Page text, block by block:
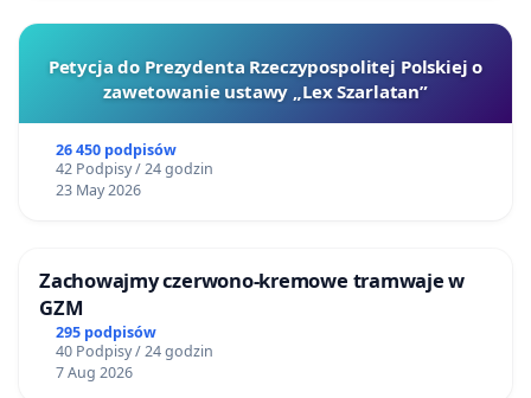
Petycja do Prezydenta Rzeczypospolitej Polskiej o
zawetowanie ustawy „Lex Szarlatan”
26 450 podpisów
42 Podpisy / 24 godzin
23 May 2026
Zachowajmy czerwono-kremowe tramwaje w
GZM
295 podpisów
40 Podpisy / 24 godzin
7 Aug 2026